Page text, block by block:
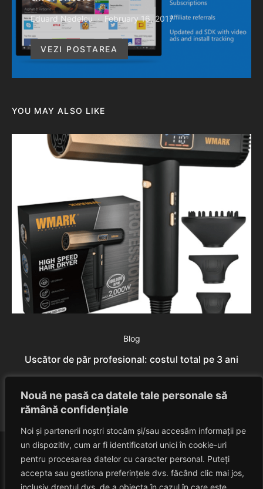
Nouă ne pasă ca datele tale personale să
rămână confidențiale
Noi și partenerii noștri stocăm și/sau accesăm informații pe
un dispozitiv, cum ar fi identificatori unici în cookie-uri
pentru procesarea datelor cu caracter personal. Puteți
accepta sau gestiona preferințele dvs. făcând clic mai jos,
inclusiv dreptul dvs. de a obiecta în cazul în care este
Eduard Nedelcu February 16, 2017
VEZI POSTAREA
YOU MAY ALSO LIKE
Blog
Uscător de păr profesional: costul total pe 3 ani
Rares Szabo August 7, 2026